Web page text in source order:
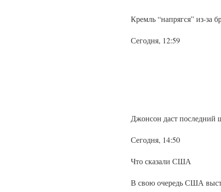
Кремль “напрягся” из-за
Сегодня, 12:59
Джонсон даст последний
Сегодня, 14:50
Что сказали США
В свою очередь США